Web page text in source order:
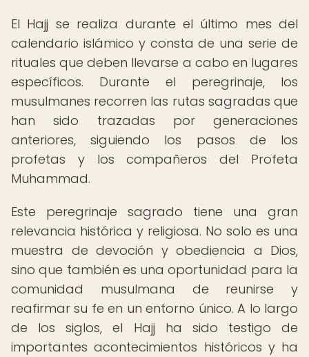
El Hajj se realiza durante el último mes del
calendario islámico y consta de una serie de
rituales que deben llevarse a cabo en lugares
específicos. Durante el peregrinaje, los
musulmanes recorren las rutas sagradas que
han sido trazadas por generaciones
anteriores, siguiendo los pasos de los
profetas y los compañeros del Profeta
Muhammad.
Este peregrinaje sagrado tiene una gran
relevancia histórica y religiosa. No solo es una
muestra de devoción y obediencia a Dios,
sino que también es una oportunidad para la
comunidad musulmana de reunirse y
reafirmar su fe en un entorno único. A lo largo
de los siglos, el Hajj ha sido testigo de
importantes acontecimientos históricos y ha